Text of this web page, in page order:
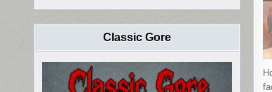
Classic Gore